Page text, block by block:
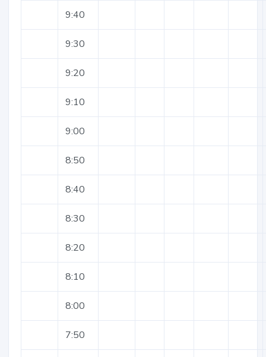
9:40
9:30
9:20
9:10
9:00
8:50
8:40
8:30
8:20
8:10
8:00
7:50